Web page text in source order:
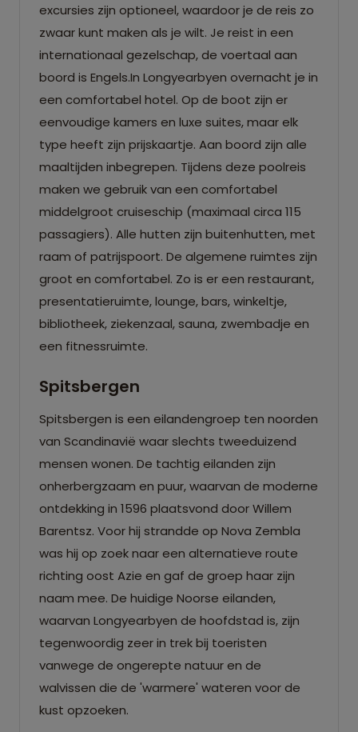
excursies zijn optioneel, waardoor je de reis zo
zwaar kunt maken als je wilt. Je reist in een
internationaal gezelschap, de voertaal aan
boord is Engels.In Longyearbyen overnacht je in
een comfortabel hotel. Op de boot zijn er
eenvoudige kamers en luxe suites, maar elk
type heeft zijn prijskaartje. Aan boord zijn alle
maaltijden inbegrepen. Tijdens deze poolreis
maken we gebruik van een comfortabel
middelgroot cruiseschip (maximaal circa 115
passagiers). Alle hutten zijn buitenhutten, met
raam of patrijspoort. De algemene ruimtes zijn
groot en comfortabel. Zo is er een restaurant,
presentatieruimte, lounge, bars, winkeltje,
bibliotheek, ziekenzaal, sauna, zwembadje en
een fitnessruimte.
Spitsbergen
Spitsbergen is een eilandengroep ten noorden
van Scandinavië waar slechts tweeduizend
mensen wonen. De tachtig eilanden zijn
onherbergzaam en puur, waarvan de moderne
ontdekking in 1596 plaatsvond door Willem
Barentsz. Voor hij strandde op Nova Zembla
was hij op zoek naar een alternatieve route
richting oost Azie en gaf de groep haar zijn
naam mee. De huidige Noorse eilanden,
waarvan Longyearbyen de hoofdstad is, zijn
tegenwoordig zeer in trek bij toeristen
vanwege de ongerepte natuur en de
walvissen die de 'warmere' wateren voor de
kust opzoeken.